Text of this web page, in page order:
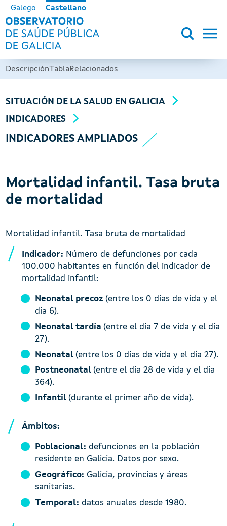
Pasar al contenido principal
Galego Castellano
OBSERVATORIO DE SALUD
DescripciónTablaRelacionados
SITUACIÓN DE LA SALUD EN GALICIA
INDICADORES
INDICADORES AMPLIADOS
Mortalidad infantil. Tasa bruta
de mortalidad
Mortalidad infantil. Tasa bruta de mortalidad
Indicador: Número de defunciones por cada
100.000 habitantes en función del indicador de
mortalidad infantil:
Neonatal precoz (entre los 0 días de vida y el
día 6).
Neonatal tardía (entre el día 7 de vida y el día
27).
Neonatal (entre los 0 días de vida y el día 27).
Postneonatal (entre el día 28 de vida y el día
364).
Infantil (durante el primer año de vida).
Ámbitos:
Poblacional: defunciones en la población
residente en Galicia. Datos por sexo.
Geográfico: Galicia, provincias y áreas
sanitarias.
Temporal: datos anuales desde 1980.